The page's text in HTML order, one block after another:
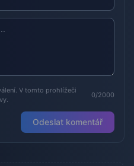
V tomto prohlížeči
0/2000
Odeslat komentář